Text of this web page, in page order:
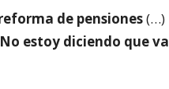
de pensiones(…)
No estoy diciendo que